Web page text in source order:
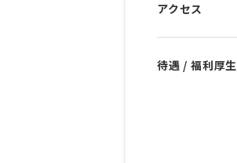
アクセス
待遇 / 福利厚生